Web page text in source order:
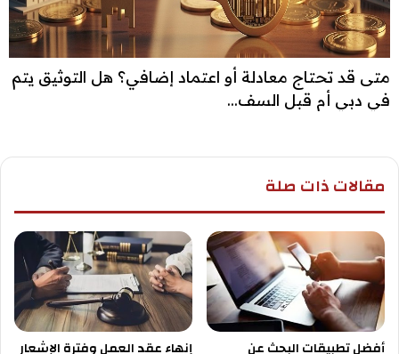
متى قد تحتاج معادلة أو اعتماد إضافي؟ هل التوثيق يتم
في دبي أم قبل السف...
مقالات ذات صلة
أفضل تطبيقات البحث عن إنهاء عقد العمل وفترة الإشعار